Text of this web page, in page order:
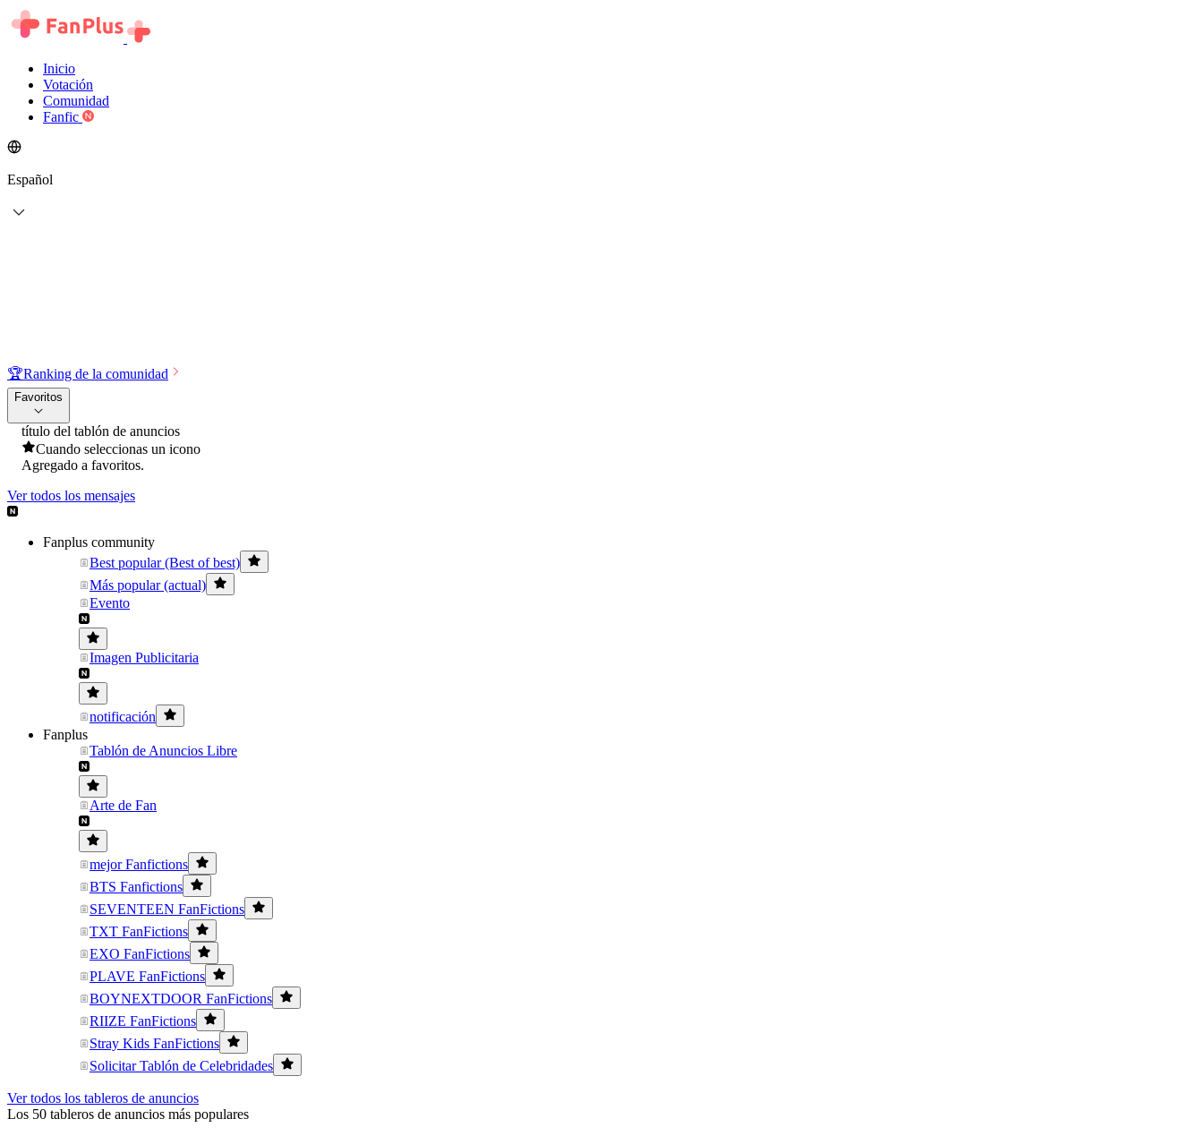
Inicio
Votación
Comunidad
Fanfic
Español
🏆Ranking de la comunidad
Favoritos
título del tablón de anuncios
Cuando seleccionas un icono
Agregado a favoritos.
Ver todos los mensajes
Fanplus community
Best popular (Best of best)
Más popular (actual)
Evento
Imagen Publicitaria
notificación
Fanplus
Tablón de Anuncios Libre
Arte de Fan
mejor Fanfictions
BTS Fanfictions
SEVENTEEN FanFictions
TXT FanFictions
EXO FanFictions
PLAVE FanFictions
BOYNEXTDOOR FanFictions
RIIZE FanFictions
Stray Kids FanFictions
Solicitar Tablón de Celebridades
Ver todos los tableros de anuncios
Los 50 tableros de anuncios más populares